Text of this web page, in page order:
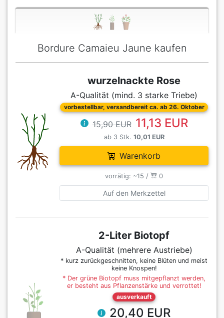
Bordure Camaieu Jaune kaufen
wurzelnackte Rose
A-Qualität (mind. 3 starke Triebe)
vorbestellbar, versandbereit ca. ab 26. Oktober
15,90 EUR 11,13 EUR
ab 3 Stk. 10,01 EUR
Warenkorb
vorrätig: ~15 / 0
Auf den Merkzettel
2-Liter Biotopf
A-Qualität (mehrere Austriebe)
* kurz zurückgeschnitten, keine Blüten und meist
keine Knospen!
* Der grüne Biotopf muss mitgepflanzt werden,
er besteht aus Pflanzenstärke und verrottet!
ausverkauft
20,40 EUR